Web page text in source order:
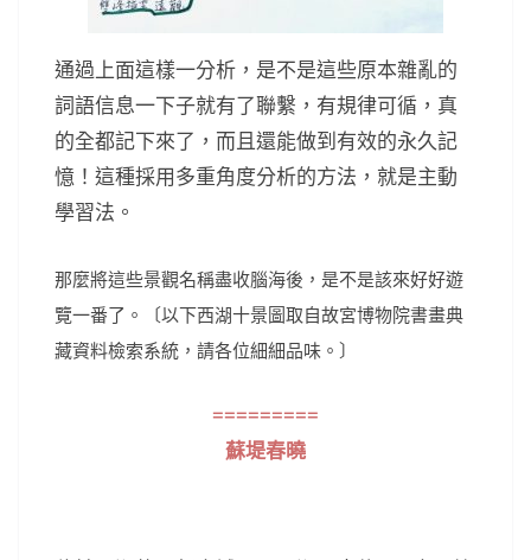
通過上面這樣一分析，是不是這些原本雜亂的
詞語信息一下子就有了聯繫，有規律可循，真
的全都記下來了，而且還能做到有效的永久記
憶！這種採用多重角度分析的方法，就是主動
學習法。
那麼將這些景觀名稱盡收腦海後，是不是該來好好遊
覽一番了。〔以下西湖十景圖取自故宮博物院書畫典
藏資料檢索系統，請各位細細品味。〕
=========
蘇堤春曉